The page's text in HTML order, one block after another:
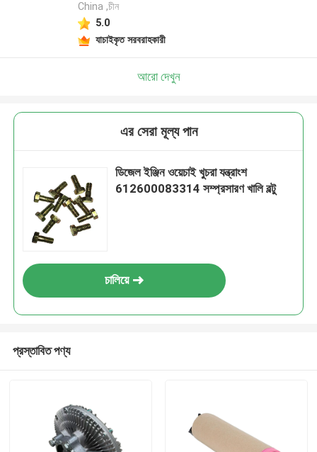
China ,চীন
5.0
যাচাইকৃত সরবরাহকারী
আরো দেখুন
এর সেরা মূল্য পান
ডিজেল ইঞ্জিন ওয়েচাই খুচরা যন্ত্রাংশ
612600083314 সম্প্রসারণ খালি বল্টু
চালিয়ে
প্রস্তাবিত পণ্য